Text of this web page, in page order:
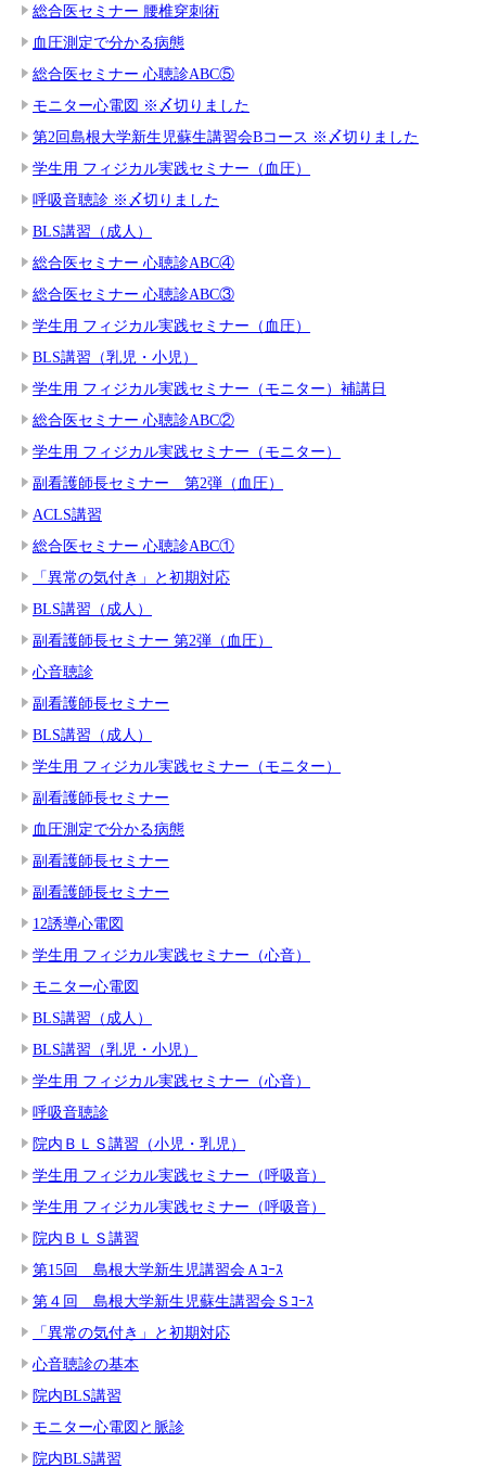
総合医セミナー 腰椎穿刺術
血圧測定で分かる病態
総合医セミナー 心聴診ABC⑤
モニター心電図 ※〆切りました
第2回島根大学新生児蘇生講習会Bコース ※〆切りました
学生用 フィジカル実践セミナー（血圧）
呼吸音聴診 ※〆切りました
BLS講習（成人）
総合医セミナー 心聴診ABC④
総合医セミナー 心聴診ABC③
学生用 フィジカル実践セミナー（血圧）
BLS講習（乳児・小児）
学生用 フィジカル実践セミナー（モニター）補講日
総合医セミナー 心聴診ABC②
学生用 フィジカル実践セミナー（モニター）
副看護師長セミナー 第2弾（血圧）
ACLS講習
総合医セミナー 心聴診ABC①
「異常の気付き」と初期対応
BLS講習（成人）
副看護師長セミナー 第2弾（血圧）
心音聴診
副看護師長セミナー
BLS講習（成人）
学生用 フィジカル実践セミナー（モニター）
副看護師長セミナー
血圧測定で分かる病態
副看護師長セミナー
副看護師長セミナー
12誘導心電図
学生用 フィジカル実践セミナー（心音）
モニター心電図
BLS講習（成人）
BLS講習（乳児・小児）
学生用 フィジカル実践セミナー（心音）
呼吸音聴診
院内ＢＬＳ講習（小児・乳児）
学生用 フィジカル実践セミナー（呼吸音）
学生用 フィジカル実践セミナー（呼吸音）
院内ＢＬＳ講習
第15回 島根大学新生児講習会Ａｺｰｽ
第４回 島根大学新生児蘇生講習会Ｓｺｰｽ
「異常の気付き」と初期対応
心音聴診の基本
院内BLS講習
モニター心電図と脈診
院内BLS講習